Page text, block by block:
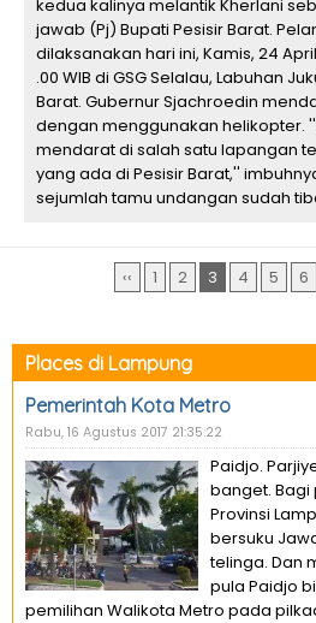
kedua kalinya melantik Kherlani
jawab (Pj) Bupati Pesisir Barat.
dilaksanakan hari ini, Kamis, 24
.00 WIB di GSG Selalau, Labuhan
Barat. Gubernur Sjachroedin
dengan menggunakan helikopter.
mendarat di salah satu lapangan
yang ada di Pesisir Barat,''
sejumlah tamu undangan sudah
‹‹ 1 2 3 4 5 6
Places di Lampung
Pemerintah Kota Metro
Rabu, 16 Agustus 2017 21:35:22
Paidjo.
banget. Bagi
Provinsi
bersuku
telinga. Dan
pula Paidjo
pemilihan Walikota Metro pada